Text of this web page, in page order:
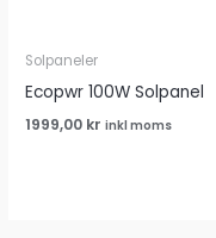
Solpaneler
Ecopwr 100W Solpanel
1999,00 kr inkl moms